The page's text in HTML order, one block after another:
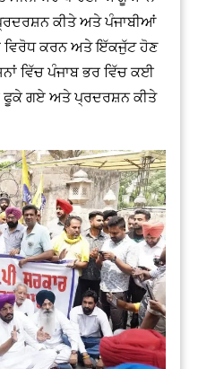
ਕੀਤੇ ਅਤੇ ਪੰਜਾਬੀਆਂ
ਵਿਰੋਧ ਕਰਨ ਅਤੇ ਇੱਕਜੁੱਟ ਹੋਣ
ਵਿੱਚ ਪੰਜਾਬ ਭਰ ਵਿੱਚ ਕਈ
ਫੂਕੇ ਗਏ ਅਤੇ ਪ੍ਰਦਰਸ਼ਨ ਕੀਤੇ